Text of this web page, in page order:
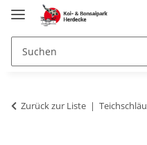
Zurück zur Liste